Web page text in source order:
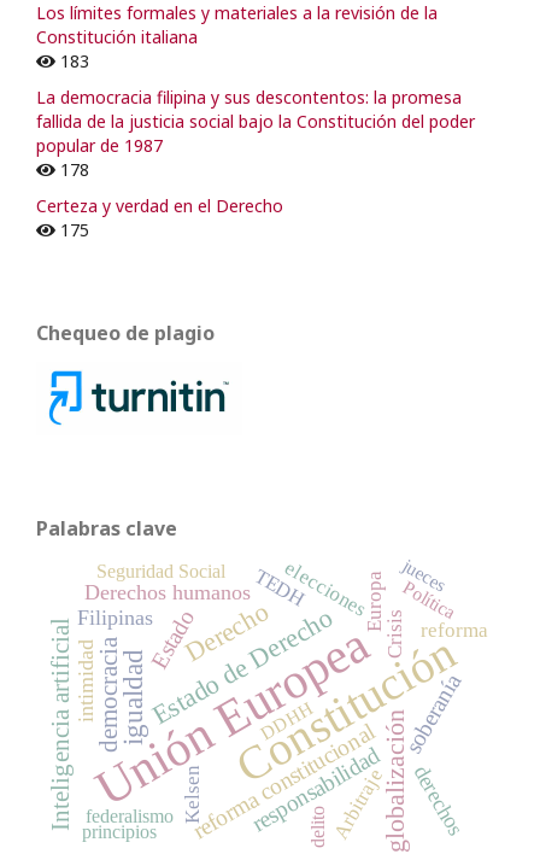
Los límites formales y materiales a la revisión de la
Constitución italiana
183
La democracia filipina y sus descontentos: la promesa
fallida de la justicia social bajo la Constitución del poder
popular de 1987
178
Certeza y verdad en el Derecho
175
Chequeo de plagio
Palabras clave
Unión Europea
Constitución
igualdadEstado de Derecho
globalización
Derecho
democracia
Inteligencia artificial Estado
reforma constitucional
soberanía
responsabilidad
Derechos humanos
intimidad
Filipinas
derechos
Crisis reforma
TEDHeleccionesEuropa
Arbitraje
Kelsen
federalismo
Política
Seguridad Social jueces
principios delito
DDHH